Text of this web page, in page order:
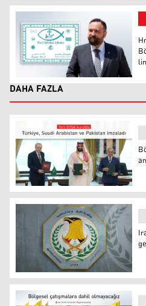
Hristiyan Koalisyonu:
DAHA FAZLA
Recep Tayyip Erdoğan ile